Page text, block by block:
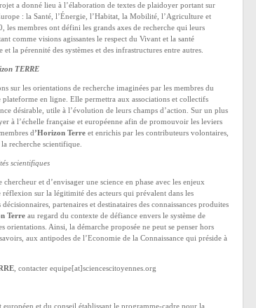
a donné lieu à l’élaboration de textes de plaidoyer portant sur
: la Santé, l’Énergie, l’Habitat, la Mobilité, l’Agriculture et
membres ont défini les grands axes de recherche qui leurs
comme visions agissantes le respect du Vivant et la santé
la pérennité des systèmes et des infrastructures entre autres.
TERRE
sur les orientations de recherche imaginées par les membres du
en ligne. Elle permettra aux associations et collectifs
désirable, utile à l’évolution de leurs champs d’action. Sur un plus
à l’échelle française et européenne afin de promouvoir les leviers
d’Horizon Terre et enrichis par les contributeurs volontaires,
recherche scientifique.
scientifiques
et d’envisager une science en phase avec les enjeux
sur la légitimité des acteurs qui prévalent dans les
partenaires et destinataires des connaissances produites
Terre au regard du contexte de défiance envers le système de
orientations. Ainsi, la démarche proposée ne peut se penser hors
aux antipodes de l’Economie de la Connaissance qui préside à
, contacter equipe[at]sciencescitoyennes.org
et du conseil établissant le programme-cadre pour la